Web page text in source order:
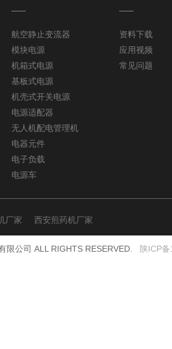
——
航空静止变流器
模块电源
机箱式电源
基板式电源
机壳式开关电源
电源适配器
无人机配电管理机
电器元件
电子负载
电源车
——
资料下载
应用视频
常见问题
厂家 西安煎药机厂家
限公司 ALL RIGHTS RESERVED. 陕ICP